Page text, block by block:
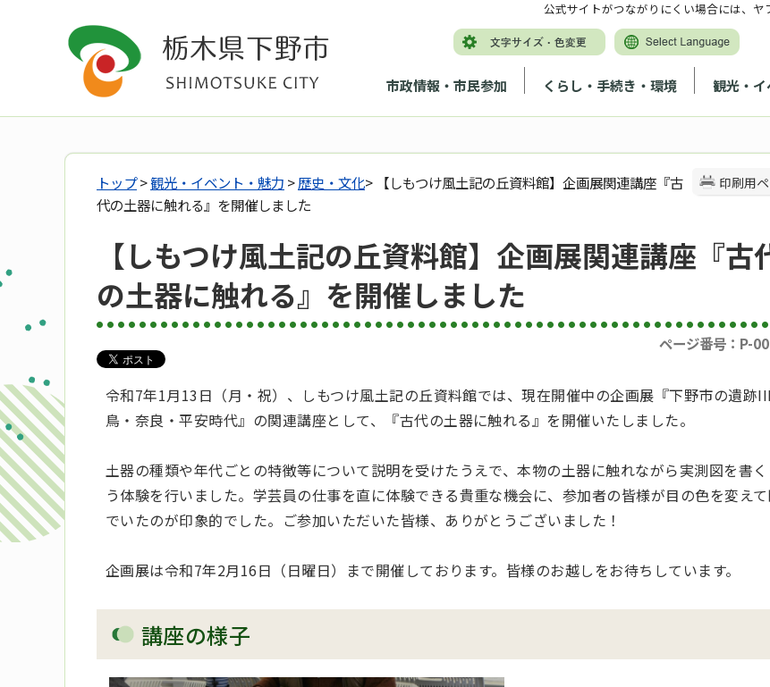
市政情報・市民参加 くらし・手続き・環境 観光・
公式サイトがつながりにくい場合には、
印刷用
トップ>観光・イベント・魅力 >歴史・文化> 【しもつけ風土記の丘資料館】企画展関連講座『古
代の土器に触れる』を開催しました
【しもつけ風土記の丘資料館】企画展関連講座『古
の土器に触れる』を開催しました
ページ番号：P-
令和7年1月13日（月・祝）、しもつけ風土記の丘資料館では、現在開催中の企画展『下野市の遺跡
鳥・奈良・平安時代』の関連講座として、『古代の土器に触れる』を開催いたしました。
土器の種類や年代ごとの特徴等について説明を受けたうえで、本物の土器に触れながら実測図を書
う体験を行いました。学芸員の仕事を直に体験できる貴重な機会に、参加者の皆様が目の色を変え
でいたのが印象的でした。ご参加いただいた皆様、ありがとうございました！
企画展は令和7年2月16日（日曜日）まで開催しております。皆様のお越しをお待ちしています。
講座の様子